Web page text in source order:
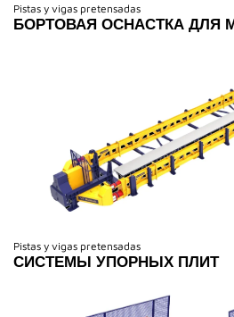
Pistas y vigas pretensadas
БОРТОВАЯ ОСНАСТКА ДЛЯ
Pistas y vigas pretensadas
СИСТЕМЫ УПОРНЫХ ПЛИТ